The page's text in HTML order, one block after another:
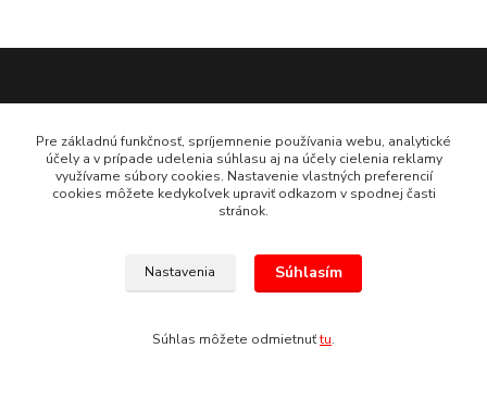
Platobná brána ComGate
Pre základnú funkčnosť, spríjemnenie používania webu, analytické
účely a v prípade udelenia súhlasu aj na účely cielenia reklamy
využívame súbory cookies. Nastavenie vlastných preferencií
cookies môžete kedykoľvek upraviť odkazom v spodnej časti
stránok.
Nastavenia Súhlasím
Súhlas môžete odmietnuťtu.